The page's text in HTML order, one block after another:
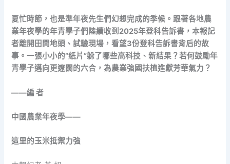
夏忙時節，也是準年夜先生們幻想完成的季候。跟著各地農
業年夜學的年青學子們陸續收到2025年登科告訴書，本報記
者離開田間地頭、試驗現場，看望3份登科告訴書背后的故
事。一張小小的“紙片”躲了哪些高科技、新結果？若何鼓勵年
青學子邁向更遼闊的六合，為農業強國扶植進獻芳華氣力？
——編 者
中國農業年夜學——
這里的玉米抵禦力強